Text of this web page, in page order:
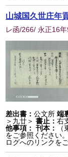
山城国久世庄年
レ函/266/ 永正16
差出書：公文所 端
＞九廿＞書止：右
他事項： 刊本：
をご参照ください。
ログへのリンクを